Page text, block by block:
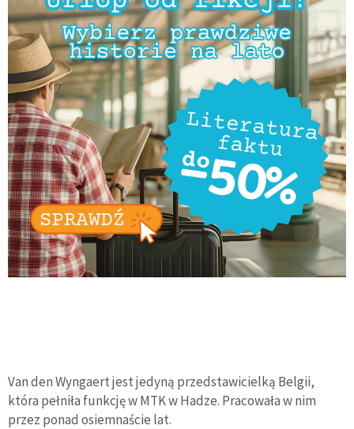
Van den Wyngaert jest jedyną przedstawicielką Belgii,
która pełniła funkcję w MTK w Hadze. Pracowała w nim
przez ponad osiemnaście lat.